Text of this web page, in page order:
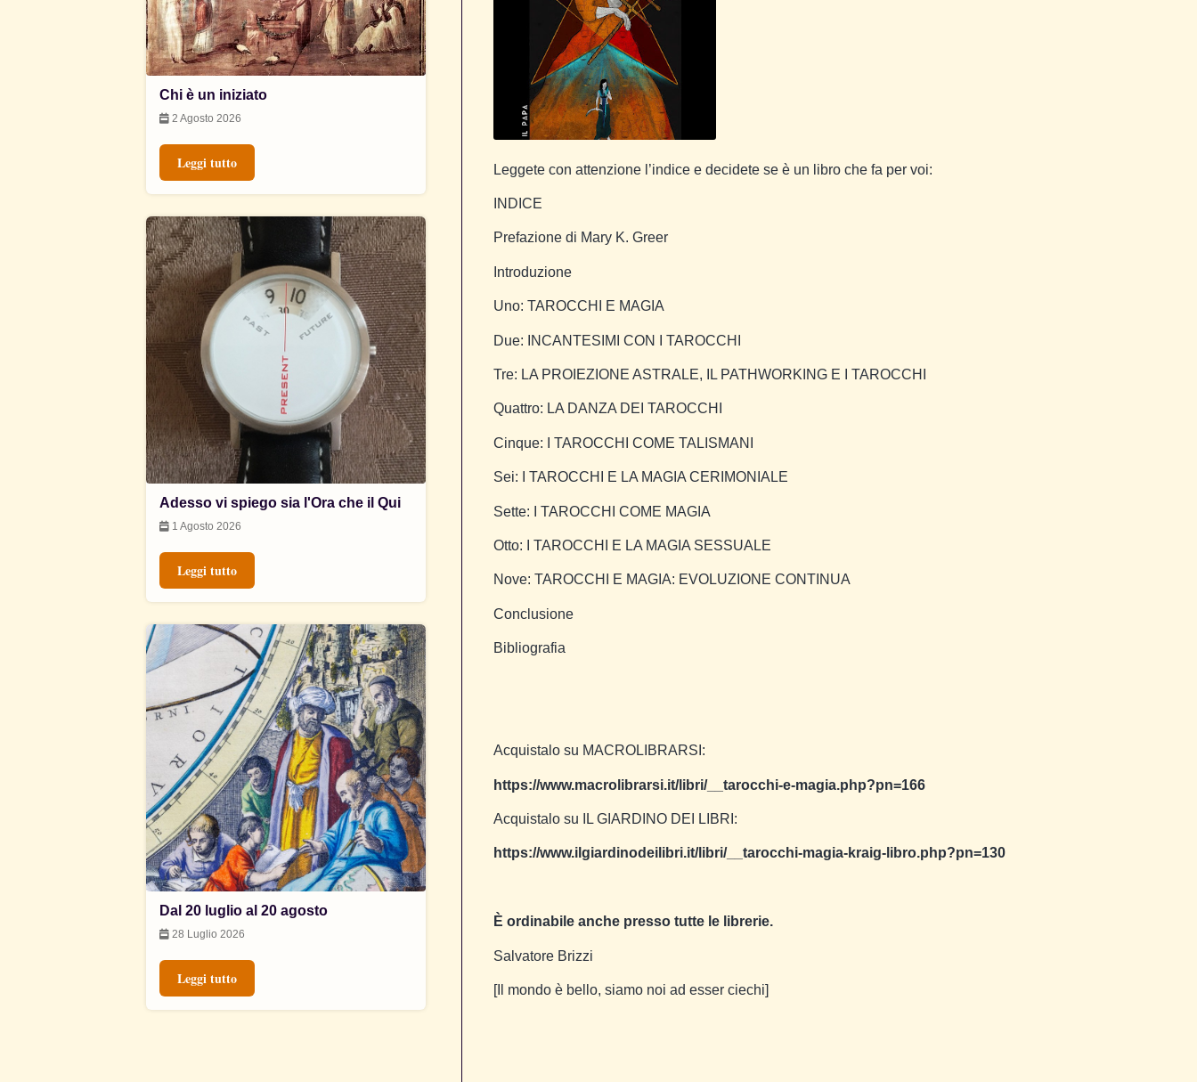
Chi è un iniziato
2 Agosto 2026
Leggi tutto
Adesso vi spiego sia l'Ora che il Qui
1 Agosto 2026
Leggi tutto
Dal 20 luglio al 20 agosto
28 Luglio 2026
Leggi tutto
Leggete con attenzione l’indice e decidete se è un libro che fa per voi:
INDICE
Prefazione di Mary K. Greer
Introduzione
Uno: TAROCCHI E MAGIA
Due: INCANTESIMI CON I TAROCCHI
Tre: LA PROIEZIONE ASTRALE, IL PATHWORKING E I TAROCCHI
Quattro: LA DANZA DEI TAROCCHI
Cinque: I TAROCCHI COME TALISMANI
Sei: I TAROCCHI E LA MAGIA CERIMONIALE
Sette: I TAROCCHI COME MAGIA
Otto: I TAROCCHI E LA MAGIA SESSUALE
Nove: TAROCCHI E MAGIA: EVOLUZIONE CONTINUA
Conclusione
Bibliografia
Acquistalo su MACROLIBRARSI:
https://www.macrolibrarsi.it/libri/__tarocchi-e-magia.php?pn=166
Acquistalo su IL GIARDINO DEI LIBRI:
https://www.ilgiardinodeilibri.it/libri/__tarocchi-magia-kraig-libro.php?pn=130
È ordinabile anche presso tutte le librerie.
Salvatore Brizzi
[Il mondo è bello, siamo noi ad esser ciechi]